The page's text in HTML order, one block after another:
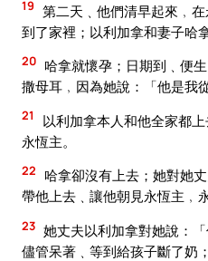
19 第二天﹑他們清早起來﹐
到了家裡；以利加拿和妻子哈
20 哈拿就懷孕；日期到﹑便
撒母耳﹐因為她說：「他是我
21
以利加拿本人和他全家都
永恆主。
22 哈拿卻沒有上去；她對她
帶他上去﹑讓他朝見永恆主﹐
23 她丈夫以利加拿對她說：
儘管呆著﹑等到給孩子斷了奶